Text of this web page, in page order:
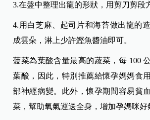
3.在盤中整理出龍的形狀，用剪刀剪段
4.用白芝麻、起司片和海苔做出龍的
成雲朵，淋上少許鰹魚醬油即可。
菠菜為葉酸含量最高的蔬菜，每 100
葉酸，因此，特別推薦給懷孕媽媽食
部神經病變。此外，懷孕期間容易貧
菜，幫助氧氣運送全身，增加孕媽咪好